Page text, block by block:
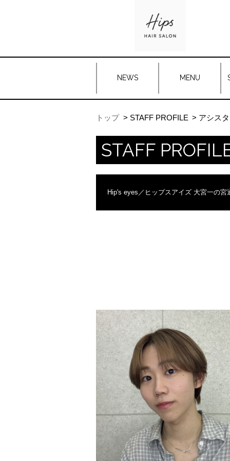
NEWS MENU
トップ STAFF PROFILE アシス
STAFF
Hip's eyes／ヒップスアイズ 大宮一の宮